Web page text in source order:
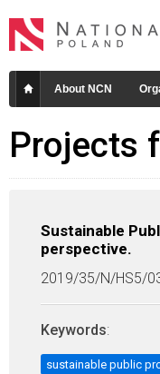
About NCN
Projects
Sustainable
perspective.
2019/35/N/HS5/
Keywords:
sustainable public